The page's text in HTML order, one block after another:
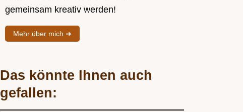
gemeinsam kreativ werden!
Mehr über mich ➜
Das könnte Ihnen auch
gefallen: